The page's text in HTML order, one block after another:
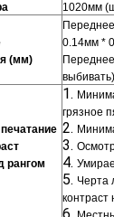
1020мм
(мм)
0.14мм *
рангом
1.
грязное
2.
3.
4.
5. Черта